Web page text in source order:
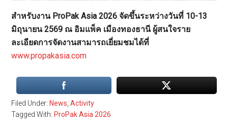
สำหรับงาน ProPak Asia 2026 จัดขึ้นระหว่างวันที่ 10-13
มิถุนายน 2569 ณ อิมแพ็ค เมืองทองธานี ผู้สนใจราย
ละเอียดการจัดงานสามารถเยี่ยมชมได้ที่
www.propakasia.com
Filed Under: News,Activity
Tagged With: ProPak Asia 2026